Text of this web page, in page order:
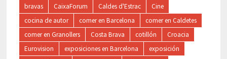
bravas CaixaForum Caldes d'Estrac
Cine
cocina de autor
comer en Barcelona
comer en Caldetes
comer en Granollers
Costa Brava cotillón
Croacia
Eurovision
exposiciones en Barcelona
exposición